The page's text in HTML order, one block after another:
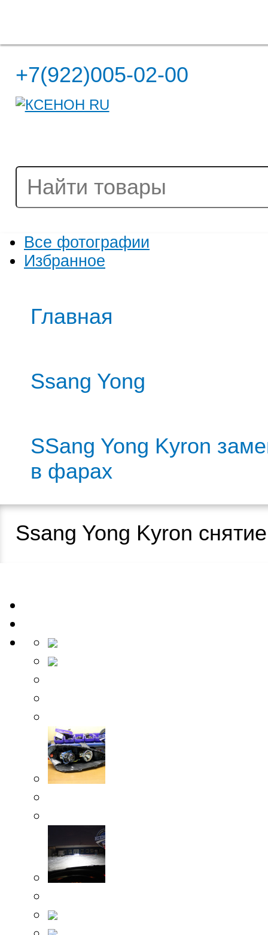
+7(922)005-02-00
Все фотографии
Избранное
Главная
Ssang Yong
SSang Yong Kyron
в фарах
Ssang Yong Kyron